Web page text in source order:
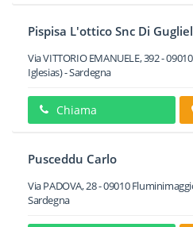
Pispisa L'ottico Snc Di
Via VITTORIO EMANUELE, 392-09010
Iglesias) -Sardegna
Chiama
Pusceddu Carlo
Via PADOVA, 28-09010
Sardegna